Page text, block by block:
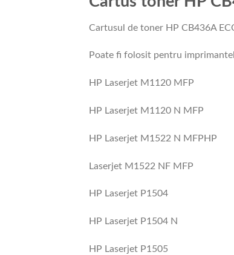
Cartusul de toner HP CB436A
Poate fi folosit pentru
HP Laserjet M1120 MFP
HP Laserjet M1120 N MFP
HP Laserjet M1522 N MFPHP
Laserjet M1522 NF MFP
HP Laserjet P1504
HP Laserjet P1504 N
HP Laserjet P1505